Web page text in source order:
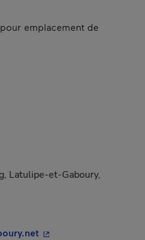
emplacement de
Latulipe-et-Gaboury,
- Cet hyperlien